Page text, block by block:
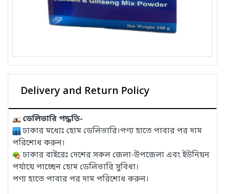
Delivery and Return Policy
ডেলিভারি পদ্ধতি-
ঢাকার মধ্যেঃ হোম ডেলিভারি।পণ্য হাতে পাবার পর দাম
পরিশোধ করুন।
ঢাকার বাইরেঃ দেশের সকল জেলা-উপজেলা এবং ইউনিয়ন
পর্যায়ে পাচ্ছেন হোম ডেলিভারি সুবিধা।
পণ্য হাতে পাবার পর দাম পরিশোধ করুন।